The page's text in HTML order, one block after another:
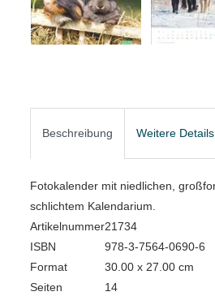
Beschreibung Weitere Details
Fotokalender mit niedlichen,
schlichtem Kalendarium.
Artikelnummer21734
ISBN
978-3-7564-0690-6
Format
30.00 x 27.00 cm
Seiten
14